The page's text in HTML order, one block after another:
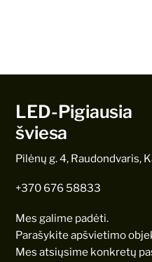
LED-Pigiausia
šviesa
Pilėnų g. 4, Raudondvaris,
+370 676 58833
Mes galime padėti.
Parašykite apšvietimo
Mes atsiųsime konkretų